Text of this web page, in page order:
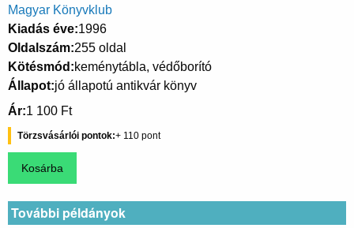
Magyar Könyvklub
Kiadás éve 1996
Oldalszám 255 oldal
Kötésmód keménytábla, védőborító
Állapot jó állapotú antikvár könyv
Ár 1 100 Ft
Törzsvásárlói pontok 110
További példányok